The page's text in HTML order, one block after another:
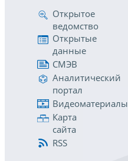
Открытое
ведомство
Открытые
данные
СМЭВ
Аналитический
портал
Видеоматериалы
Карта
сайта
RSS